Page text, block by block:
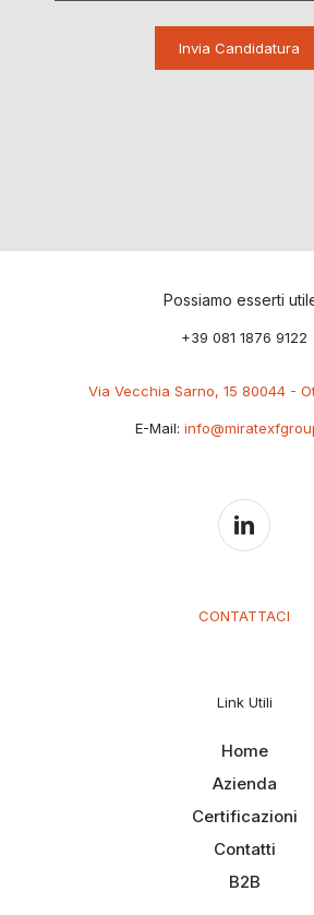
Possiamo esserti
+39 081 1876 9122
Via Vecchia Sarno, 15 80044 -
E-Mail:
CONTATTACI
Link Utili
Home
Azienda
Certificazioni
Contatti
B2B